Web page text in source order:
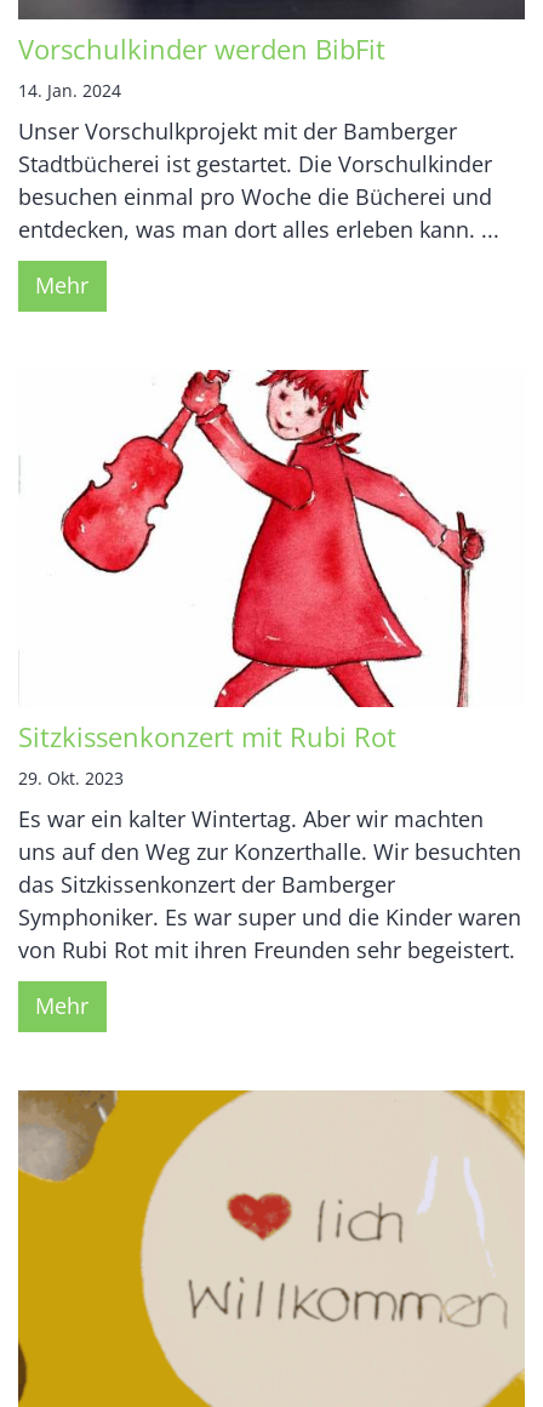
Vorschulkinder werden BibFit
14. Jan. 2024
Unser Vorschulkprojekt mit der Bamberger
Stadtbücherei ist gestartet. Die Vorschulkinder
besuchen einmal pro Woche die Bücherei und
entdecken, was man dort alles erleben kann. ...
Mehr
Sitzkissenkonzert mit Rubi Rot
29. Okt. 2023
Es war ein kalter Wintertag. Aber wir machten
uns auf den Weg zur Konzerthalle. Wir besuchten
das Sitzkissenkonzert der Bamberger
Symphoniker. Es war super und die Kinder waren
von Rubi Rot mit ihren Freunden sehr begeistert.
Mehr